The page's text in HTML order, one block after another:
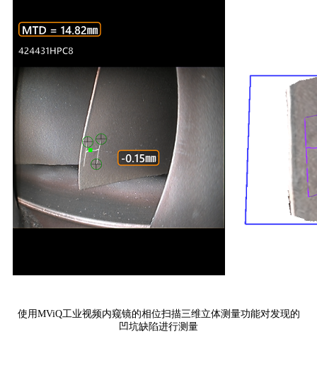
使用MViQ工业视频内窥镜的相位扫描三维立体测量功能对发现的
凹坑缺陷进行测量